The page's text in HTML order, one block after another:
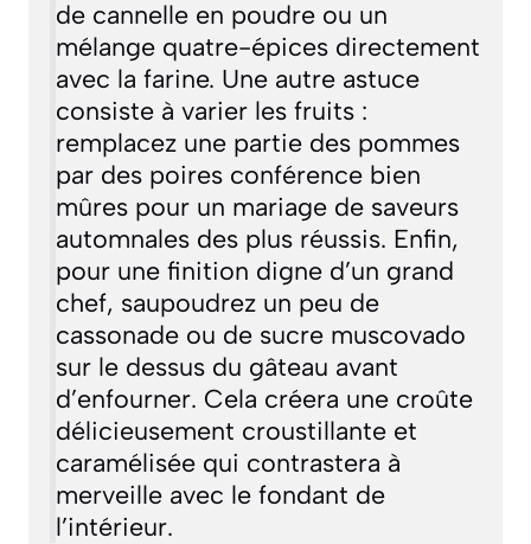
de cannelle en poudre ou un
mélange quatre-épices directement
avec la farine. Une autre astuce
consiste à varier les fruits :
remplacez une partie des pommes
par des poires conférence bien
mûres pour un mariage de saveurs
automnales des plus réussis. Enfin,
pour une finition digne d’un grand
chef, saupoudrez un peu de
cassonade ou de sucre muscovado
sur le dessus du gâteau avant
d’enfourner. Cela créera une croûte
délicieusement croustillante et
caramélisée qui contrastera à
merveille avec le fondant de
l’intérieur.